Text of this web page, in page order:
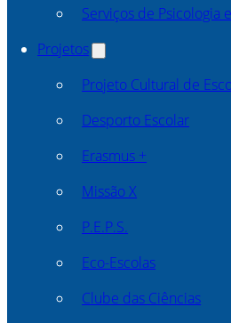
Serviços de Psicologia
Projetos
Projeto Cultural de
Desporto Escolar
Erasmus +
Missão X
P.E.P.S.
Eco-Escolas
Clube das Ciências